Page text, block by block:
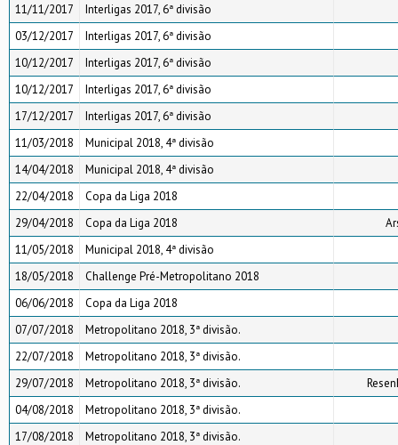
11/11/2017
Interligas 2017, 6ª divisão
03/12/2017
Interligas 2017, 6ª divisão
10/12/2017
Interligas 2017, 6ª divisão
10/12/2017
Interligas 2017, 6ª divisão
17/12/2017
Interligas 2017, 6ª divisão
11/03/2018
Municipal 2018, 4ª divisão
14/04/2018
Municipal 2018, 4ª divisão
22/04/2018
Copa da Liga 2018
29/04/2018
Copa da Liga 2018
11/05/2018
Municipal 2018, 4ª divisão
18/05/2018
Challenge Pré-Metropolitano 2018
06/06/2018
Copa da Liga 2018
07/07/2018
Metropolitano 2018, 3ª divisão.
22/07/2018
Metropolitano 2018, 3ª divisão.
29/07/2018
Metropolitano 2018, 3ª divisão.
04/08/2018
Metropolitano 2018, 3ª divisão.
17/08/2018
Metropolitano 2018, 3ª divisão.